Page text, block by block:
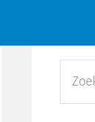
deze